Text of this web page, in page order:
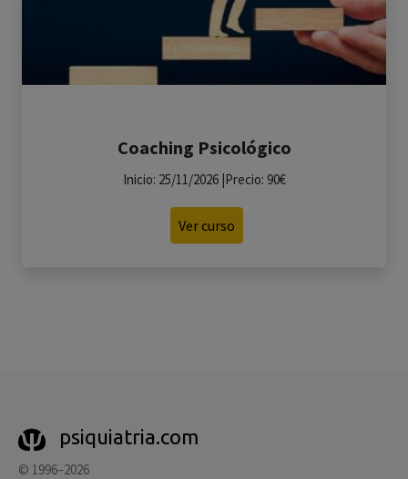
Coaching Psicológico
Inicio: 25/11/2026 |Precio: 90€
Ver curso
psiquiatria.com
© 1996–2026